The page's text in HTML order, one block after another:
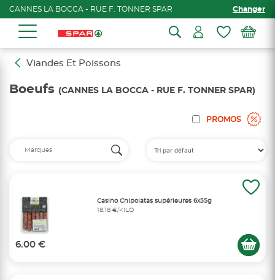
CANNES LA BOCCA - RUE F. TONNER SPAR Changer
Viandes Et Poissons
Boeufs (CANNES LA BOCCA - RUE F. TONNER SPAR)
PROMOS
Casino Chipolatas supérieures 6x55g
18,18 €/KILO
6.00 €